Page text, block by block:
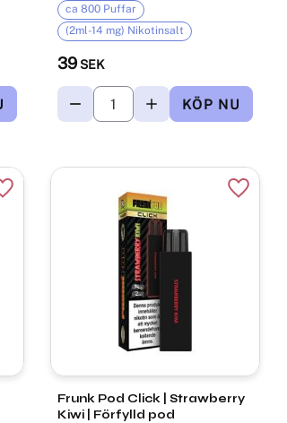
39 SEK
ca 800 Puffar
(2ml-14 mg) Nikotinsalt
Lägg till i favoriter
Frunk Pod Click | Strawberry
Kiwi | Förfylld pod
Lägg